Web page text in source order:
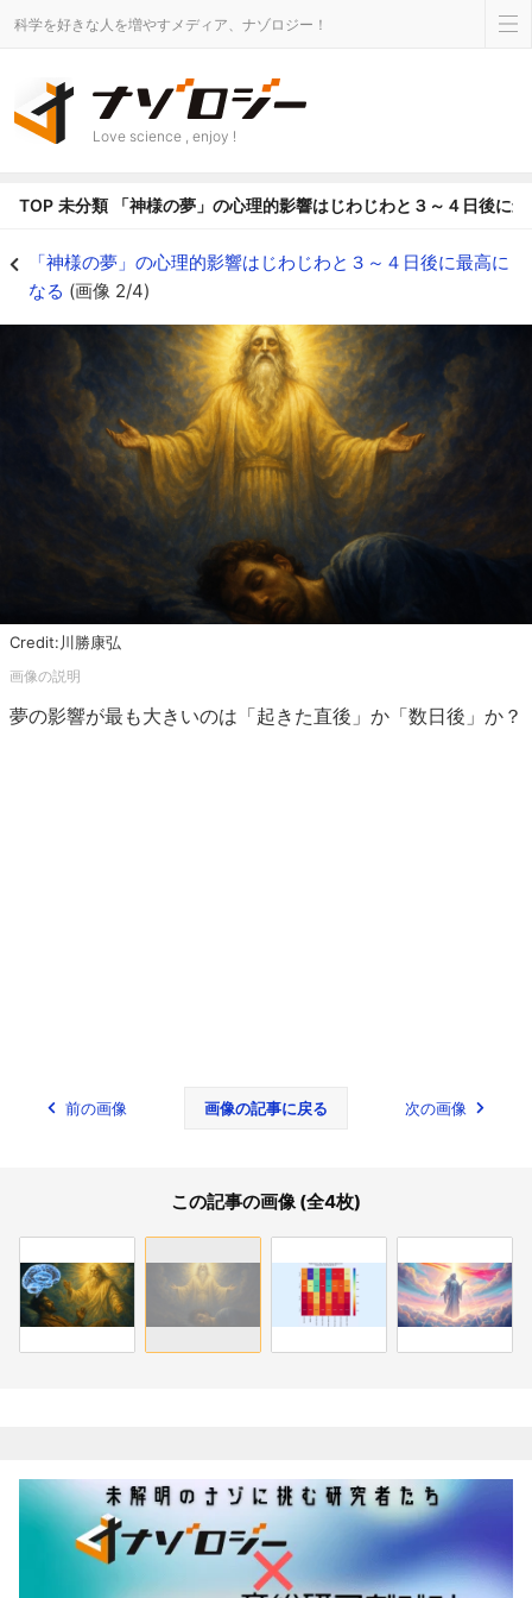
科学を好きな人を増やすメディア、ナゾロジー！
Love science , enjoy !
TOP 未分類 「神様の夢」の心理的影響はじわじわと３～４日後に
「神様の夢」の心理的影響はじわじわと３～４日後に最高に
なる (画像 2/4)
Credit:川勝康弘
夢の影響が最も大きいのは「起きた直後」か「数日後」か？
前の画像 画像の記事に戻る 次の画像
この記事の画像 (全4枚)